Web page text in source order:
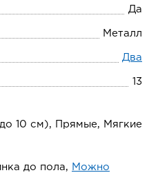
Да
Металл
Два
13
10 см), Прямые, Мягкие
до пола, Можно